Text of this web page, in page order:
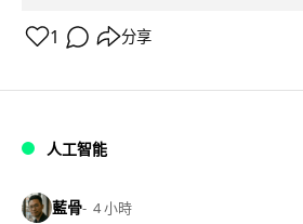
1 分享
人工智能
藍骨 4 小時